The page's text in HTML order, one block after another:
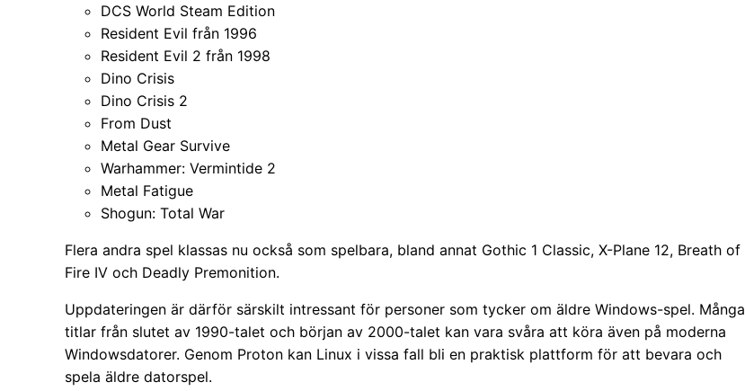
DCS World Steam Edition
Resident Evil från 1996
Resident Evil 2 från 1998
Dino Crisis
Dino Crisis 2
From Dust
Metal Gear Survive
Warhammer: Vermintide 2
Metal Fatigue
Shogun: Total War
Flera andra spel klassas nu också som spelbara, bland annat Gothic 1 Classic, X-Plane 12, Breath of
Fire IV och Deadly Premonition.
Uppdateringen är därför särskilt intressant för personer som tycker om äldre Windows-spel. Många
titlar från slutet av 1990-talet och början av 2000-talet kan vara svåra att köra även på moderna
Windowsdatorer. Genom Proton kan Linux i vissa fall bli en praktisk plattform för att bevara och
spela äldre datorspel.